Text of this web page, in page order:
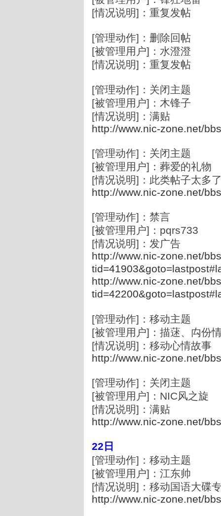
[情况说明]：重复发帖
[管理动作]：删除回帖
[被管理用户]：水澄澄
[情况说明]：重复发帖
[管理动作]：关闭主题
[被管理用户]：木锋子
[情况说明]：满贴
http://www.nic-zone.net/
[管理动作]：关闭主题
[被管理用户]：葬爱的礼物
[情况说明]：此类帖子太多
http://www.nic-zone.net/
[管理动作]：禁言
[被管理用户]：pqrs733
[情况说明]：发广告
http://www.nic-zone.net/
http://www.nic-zone.net/
[管理动作]：移动主题
[被管理用户]：描蒁、禸份
[情况说明]：移动心情故事
http://www.nic-zone.net/
[管理动作]：关闭主题
[被管理用户]：NIC风之旋
[情况说明]：满贴
http://www.nic-zone.net/
22日
[管理动作]：移动主题
[被管理用户]：江东帅
[情况说明]：移动国语大碟
http://www.nic-zone.net/